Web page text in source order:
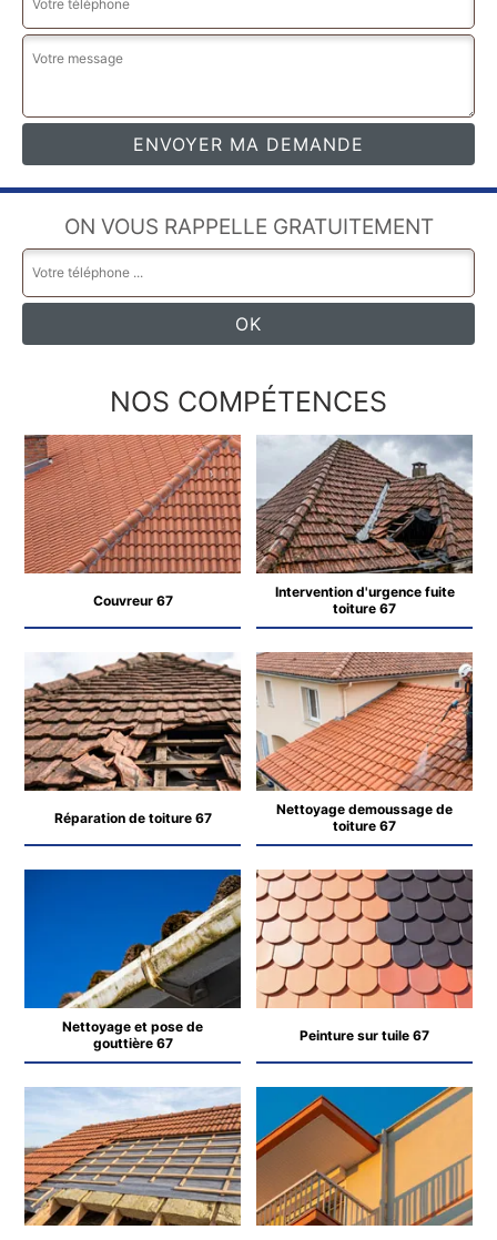
ON VOUS RAPPELLE GRATUITEMENT
NOS COMPÉTENCES
Couvreur 67
Intervention d'urgence fuite
toiture 67
Réparation de toiture 67
Nettoyage demoussage de
toiture 67
Nettoyage et pose de
gouttière 67
Peinture sur tuile 67